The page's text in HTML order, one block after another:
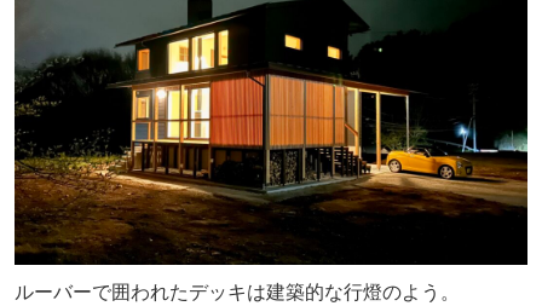
ルーバーで囲われたデッキは建築的な行燈のよう。